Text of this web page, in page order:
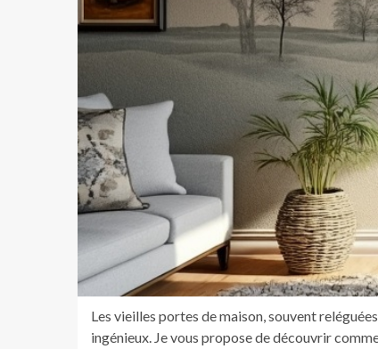
Les vieilles portes de maison, souvent
ingénieux. Je vous propose de découvrir